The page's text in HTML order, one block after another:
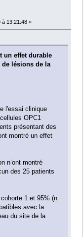
à 13:21:48 »
un effet durable
de lésions de la
l'essai clinique
OPC1
présentant des
montré un effet
n’ont montré
des 25 patients
1 et 95% (n
avec la
du site de la